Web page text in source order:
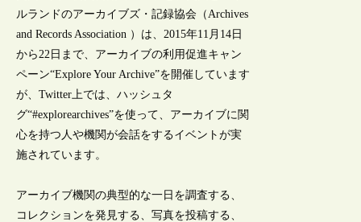
ルランドのアーカイブズ・記録協会（Archives
and Records Association ）は、2015年11月14日
から22日まで、アーカイブの利用促進キャン
ペーン“Explore Your Archive”を開催しています
が、Twitter上では、ハッシュタ
グ“#explorearchives”を使って、アーカイブに関
心を持つ人や機関が会話をするイベントが実
施されています。
アーカイブ機関の典型的な一日を調査する、
コレクションを発見する、写真を投稿する、